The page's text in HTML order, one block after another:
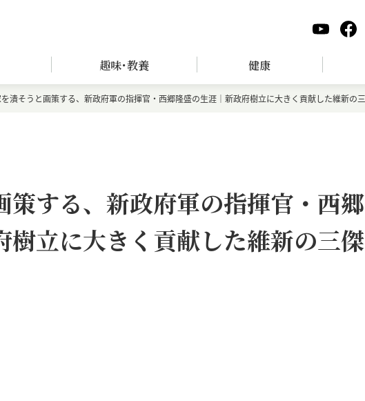
趣味･教養 健康
潰そうと画策する、新政府軍の指揮官・西郷隆盛の生涯｜新政府樹立に大きく貢献した維新の三
策する、新政府軍の指揮官・西郷
樹立に大きく貢献した維新の三傑